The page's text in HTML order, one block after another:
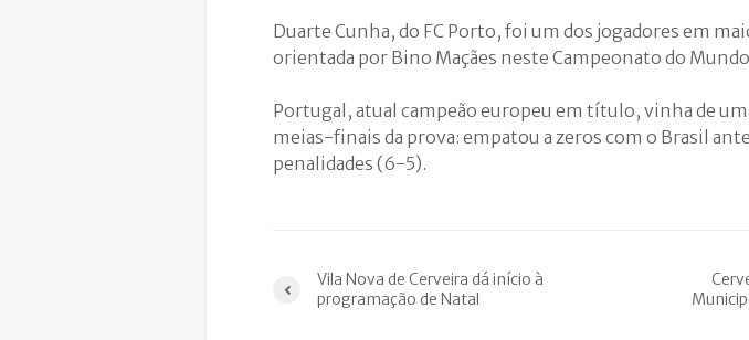
Duarte Cunha, do FC Porto, foi um dos jogadores em
orientada por Bino Maçães neste Campeonato do
Portugal, atual campeão europeu em título, vinha de
meias-finais da prova: empatou a zeros com o Brasil
penalidades (6-5).
Vila Nova de Cerveira dá início à
programação de Natal